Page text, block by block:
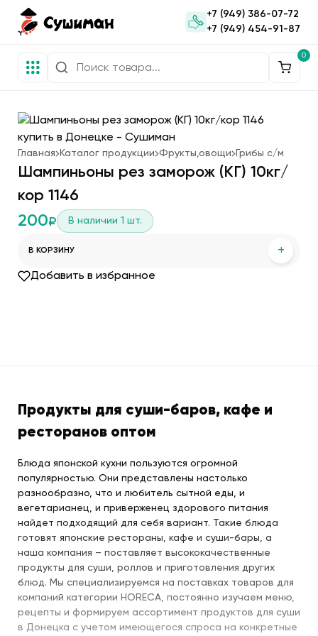
+7 (949) 386-07-72
+7 (949) 454-91-87
0
Главная Каталог продукции Фрукты,овощи Грибы с/м
Шампиньоны рез заморож (КГ) 10кг/
кор 1146
200₽ В наличии 1 шт.
В КОРЗИНУ +
Добавить в избранное
Продукты для суши-баров, кафе и
ресторанов оптом
Блюда японской кухни пользуются огромной
популярностью. Они представлены настолько
разнообразно, что и любитель сытной еды, и
вегетарианец, и приверженец здорового питания
найдет подходящий для себя вариант. Такие блюда
готовят японские рестораны, кафе и суши-бары, а
наша компания – поставляет высококачественные
продукты для суши, роллов и приготовления других
блюд. Мы специализируемся на поставках товаров для
компаний категории HORECA, постоянно изучаем меню,
рецепты и формируем ассортимент продуктов для суши
в Донецка с учетом имеющегося спроса на конкретные